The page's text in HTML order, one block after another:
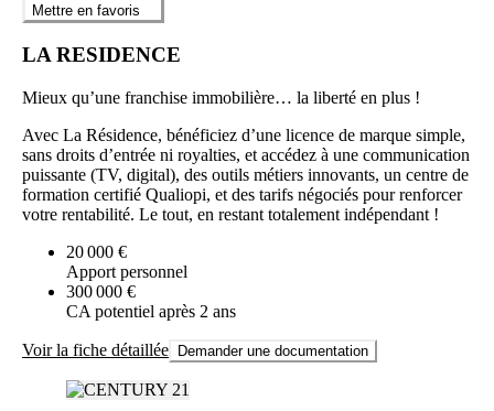
Mettre en favoris
LA RESIDENCE
Mieux qu’une franchise immobilière… la liberté en plus !
Avec La Résidence, bénéficiez d’une licence de marque simple,
sans droits d’entrée ni royalties, et accédez à une communication
puissante (TV, digital), des outils métiers innovants, un centre de
formation certifié Qualiopi, et des tarifs négociés pour renforcer
votre rentabilité. Le tout, en restant totalement indépendant !
20 000 €
Apport personnel
300 000 €
CA potentiel après 2 ans
Voir la fiche détaillée Demander une documentation